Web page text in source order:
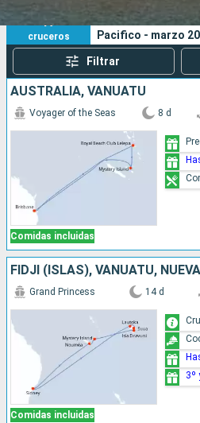
Puertos
17
cruceros
Sus criterios de
Pacifico - marzo
Filtrar
AUSTRALIA, VANUATU
Comidas incluidas
Voyager of the Seas 8 d
Comidas incluidas
Grand Princess 14 d
3º